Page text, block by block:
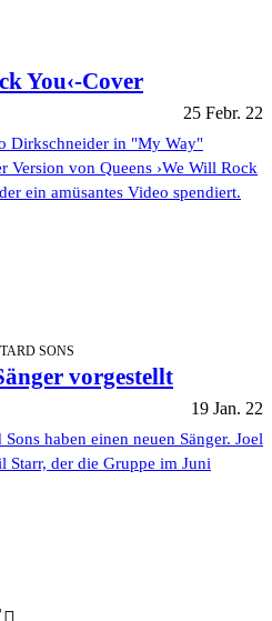
You‹-Cover
25 Febr. 22
Dirkschneider in "My Way"
Version von Queens ›We Will Rock
ein amüsantes Video spendiert.
SONS
vorgestellt
19 Jan. 22
haben einen neuen Sänger. Joel
Starr, der die Gruppe im Juni